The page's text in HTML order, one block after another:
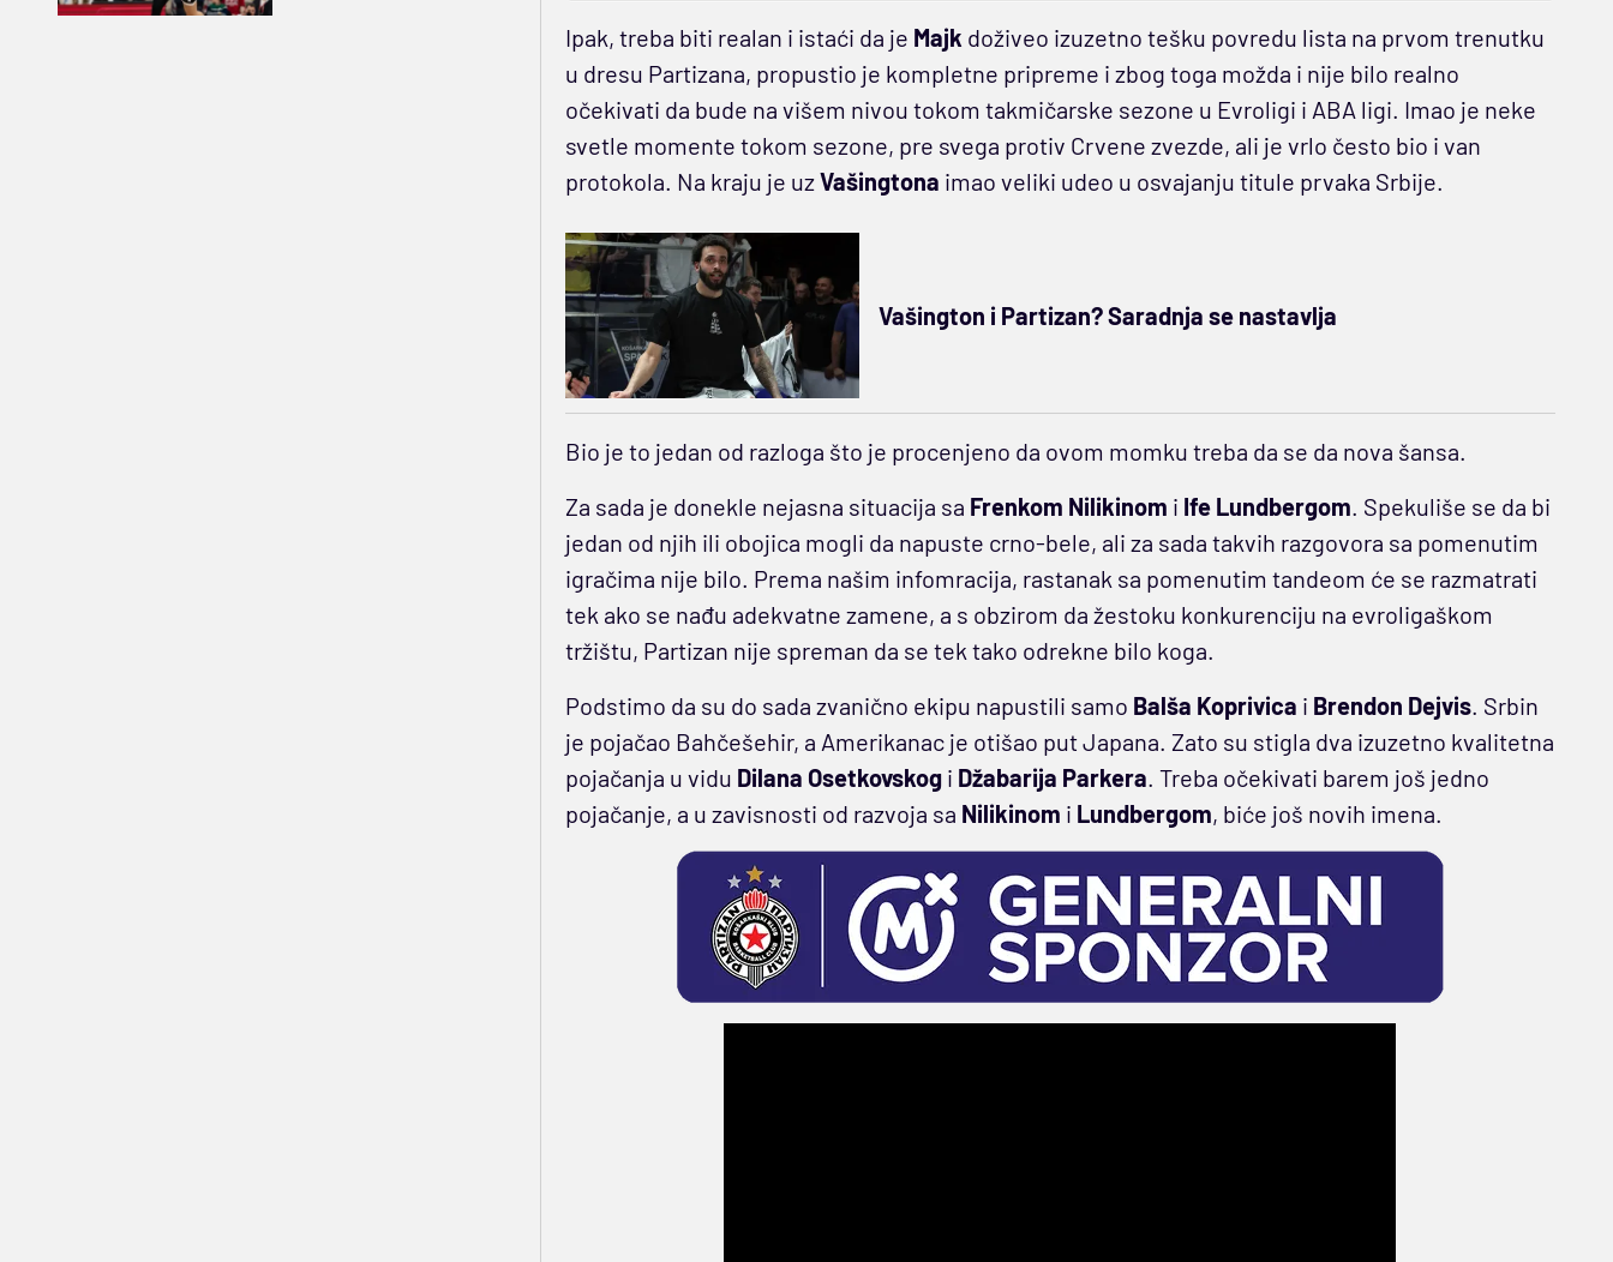
Ipak, treba biti realan i istaći da je Majk doživeo izuzetno tešku povredu lista na prvom trenutku
u dresu Partizana, propustio je kompletne pripreme i zbog toga možda i nije bilo realno
očekivati da bude na višem nivou tokom takmičarske sezone u Evroligi i ABA ligi. Imao je neke
svetle momente tokom sezone, pre svega protiv Crvene zvezde, ali je vrlo često bio i van
protokola. Na kraju je uzVašingtona imao veliki udeo u osvajanju titule prvaka Srbije.
Vašington i Partizan? Saradnja se nastavlja
Bio je to jedan od razloga što je procenjeno da ovom momku treba da se da nova šansa.
Za sada je donekle nejasna situacija sa Frenkom Nilikinom i Ife Lundbergom. Spekuliše se da bi
jedan od njih ili obojica mogli da napuste crno-bele, ali za sada takvih razgovora sa pomenutim
igračima nije bilo. Prema našim infomracija, rastanak sa pomenutim tandeom će se razmatrati
tek ako se nađu adekvatne zamene, a s obzirom da žestoku konkurenciju na evroligaškom
tržištu, Partizan nije spreman da se tek tako odrekne bilo koga.
Podstimo da su do sada zvanično ekipu napustili samo Balša Koprivica i Brendon Dejvis. Srbin
je pojačao Bahčešehir, a Amerikanac je otišao put Japana. Zato su stigla dva izuzetno kvalitetna
pojačanja u vidu Dilana Osetkovskog i Džabarija Parkera. Treba očekivati barem još jedno
pojačanje, a u zavisnosti od razvoja sa Nilikinom i Lundbergom, biće još novih imena.